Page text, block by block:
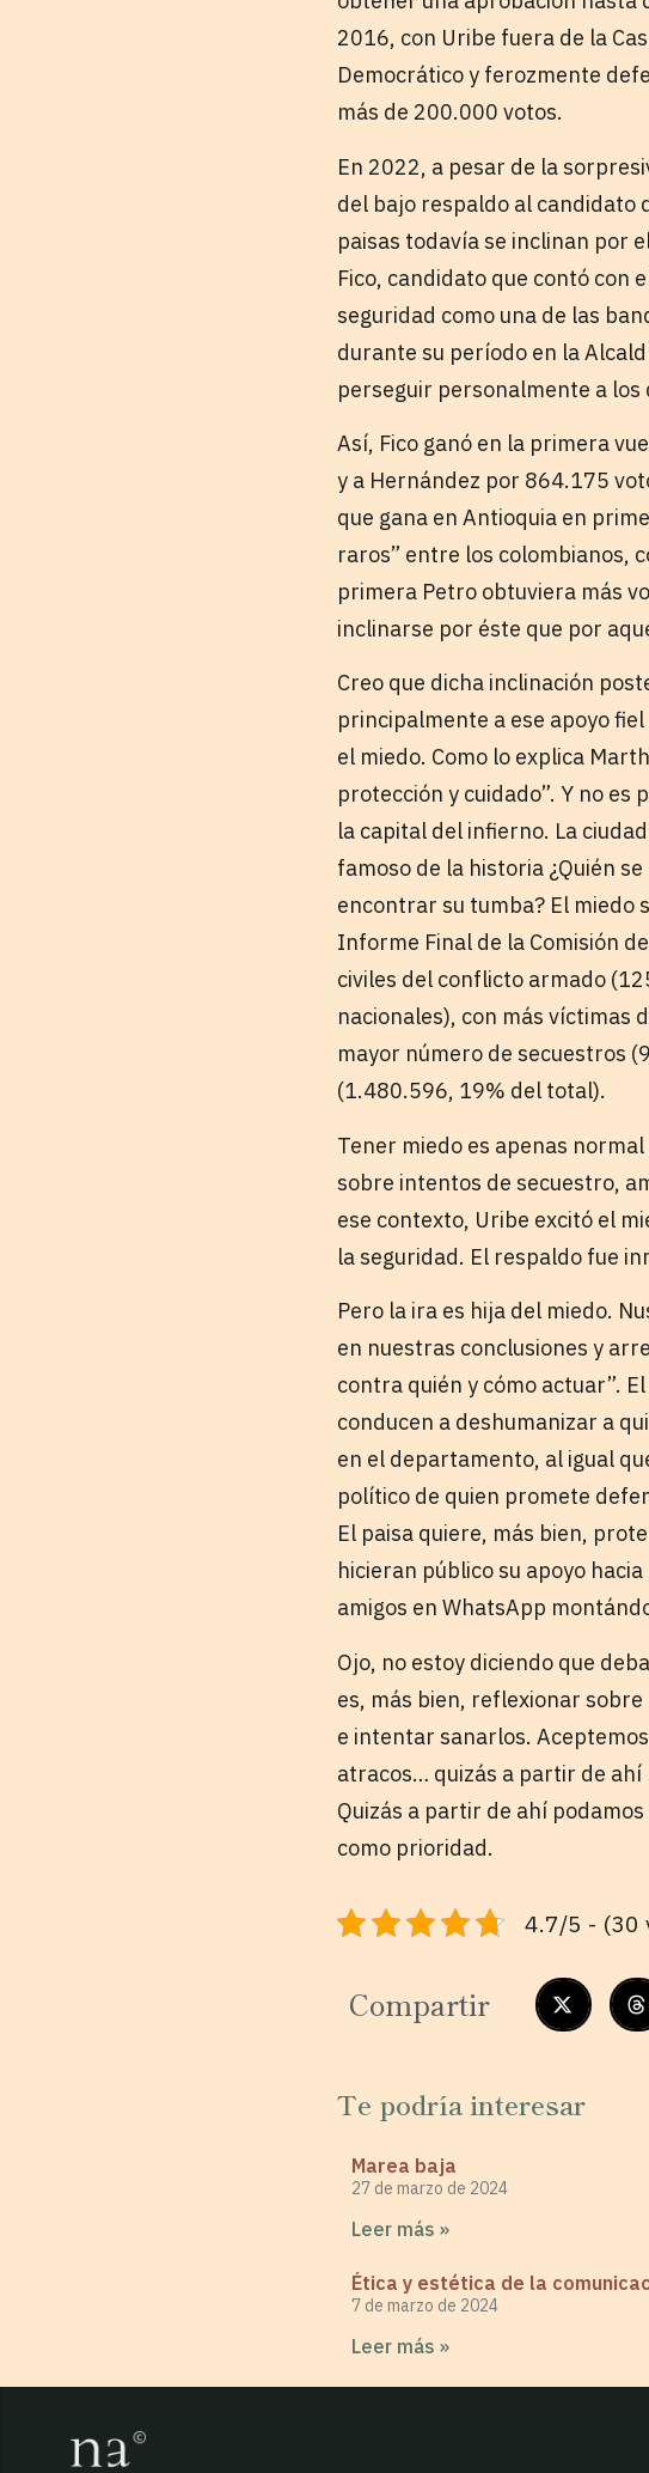
2016, con Uribe fuera de la
Democrático y ferozmente
más de 200.000 votos.
En 2022, a pesar de la
del bajo respaldo al candidato
paisas todavía se inclinan por
Fico, candidato que contó con
seguridad como una de las
durante su período en la
perseguir personalmente a los
Así, Fico ganó en la primera
y a Hernández por 864.175
que gana en Antioquia en
raros” entre los colombianos,
primera Petro obtuviera más
inclinarse por éste que por
Creo que dicha inclinación
principalmente a ese apoyo
el miedo. Como lo explica
protección y cuidado”. Y no
la capital del infierno. La
famoso de la historia ¿Quién
encontrar su tumba? El miedo
Informe Final de la Comisión
civiles del conflicto armado
nacionales), con más víctimas
mayor número de secuestros
(1.480.596, 19% del total).
Tener miedo es apenas
sobre intentos de secuestro,
ese contexto, Uribe excitó el
la seguridad. El respaldo fue
Pero la ira es hija del miedo.
en nuestras conclusiones y
contra quién y cómo actuar”.
conducen a deshumanizar a
en el departamento, al igual
político de quien promete
El paisa quiere, más bien,
hicieran público su apoyo
amigos en WhatsApp
Ojo, no estoy diciendo que
es, más bien, reflexionar
e intentar sanarlos.
atracos… quizás a partir de ahí
Quizás a partir de ahí
como prioridad.
4.7/5 - (30
Compartir
Te podría interesar
Marea baja
27 de marzo de 2024
Leer más »
Ética y estética de la
7 de marzo de 2024
Leer más »